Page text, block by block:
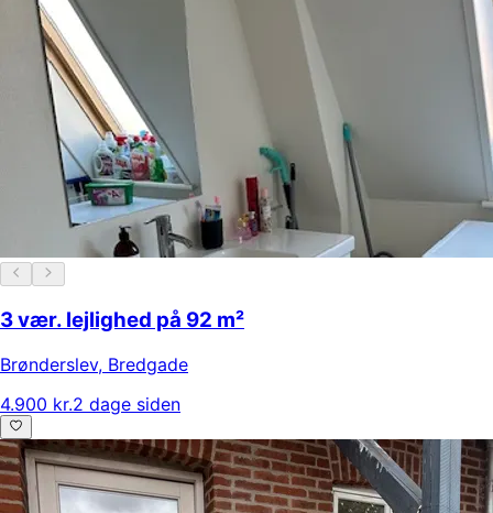
3 vær. lejlighed på 92 m²
Brønderslev, Bredgade
4.900 kr.2 dage siden